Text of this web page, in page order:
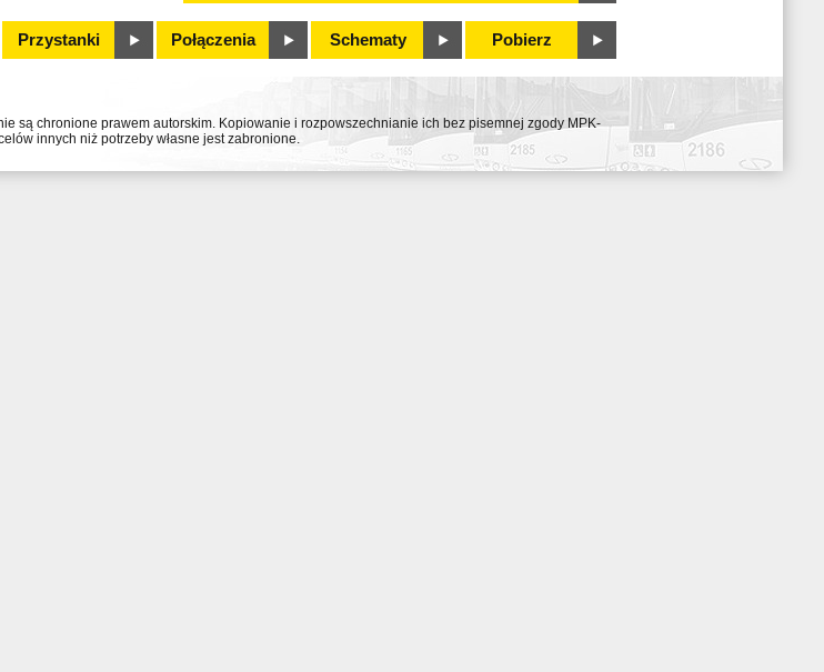
Przystanki Połączenia Schematy Pobierz
są chronione prawem autorskim. Kopiowanie i rozpowszechnianie ich bez pisemnej zgody MPK-
innych niż potrzeby własne jest zabronione.